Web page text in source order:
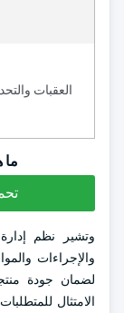
العقبات
وتشير نظم
والإجراءات
لضمان جودة
الامتثال